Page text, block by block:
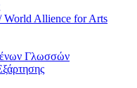
World Allience for Arts
Γλωσσών